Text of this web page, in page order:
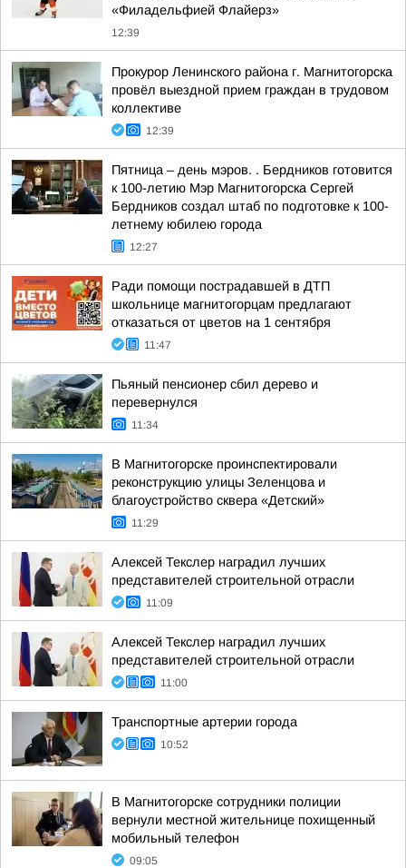
«Филадельфией Флайерз»
12:39
Прокурор Ленинского района г. Магнитогорска
провёл выездной прием граждан в трудовом
коллективе
12:39
Пятница – день мэров. . Бердников готовится
к 100-летию Мэр Магнитогорска Сергей
Бердников создал штаб по подготовке к 100-
летнему юбилею города
12:27
Ради помощи пострадавшей в ДТП
школьнице магнитогорцам предлагают
отказаться от цветов на 1 сентября
11:47
Пьяный пенсионер сбил дерево и
перевернулся
11:34
В Магнитогорске проинспектировали
реконструкцию улицы Зеленцова и
благоустройство сквера «Детский»
11:29
Алексей Текслер наградил лучших
представителей строительной отрасли
11:09
Алексей Текслер наградил лучших
представителей строительной отрасли
11:00
Транспортные артерии города
10:52
В Магнитогорске сотрудники полиции
вернули местной жительнице похищенный
мобильный телефон
09:05